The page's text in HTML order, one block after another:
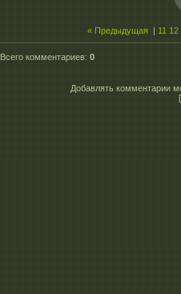
« Предыдущая 11 12
Всего комментариев: 0
Добавлять комментарии